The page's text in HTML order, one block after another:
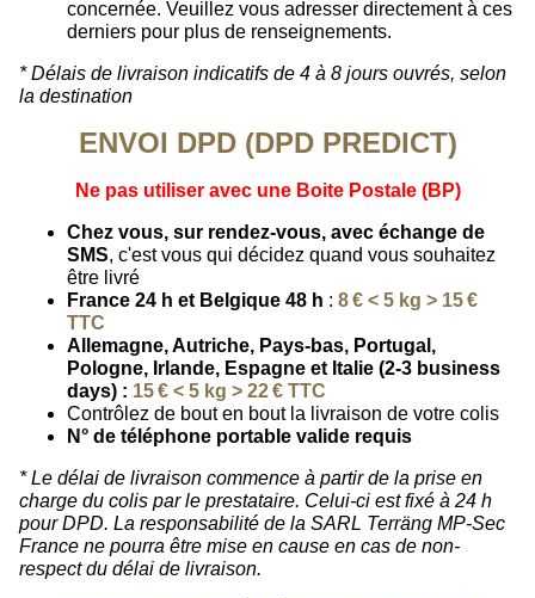
concernée. Veuillez vous adresser directement à ces
derniers pour plus de renseignements.
* Délais de livraison indicatifs de 4 à 8 jours ouvrés, selon
la destination
ENVOI DPD (DPD PREDICT)
Ne pas utiliser avec une Boite Postale (BP)
Chez vous, sur rendez-vous, avec échange de
SMS, c'est vous qui décidez quand vous souhaitez
être livré
France 24 h et Belgique 48 h : 8 € < 5 kg > 15 €
TTC
Allemagne, Autriche, Pays-bas, Portugal,
Pologne, Irlande, Espagne et Italie (2-3 business
days) : 15 € < 5 kg > 22 € TTC
Contrôlez de bout en bout la livraison de votre colis
N° de téléphone portable valide requis
* Le délai de livraison commence à partir de la prise en
charge du colis par le prestataire. Celui-ci est fixé à 24 h
pour DPD. La responsabilité de la SARL Terräng MP-Sec
France ne pourra être mise en cause en cas de non-
respect du délai de livraison.